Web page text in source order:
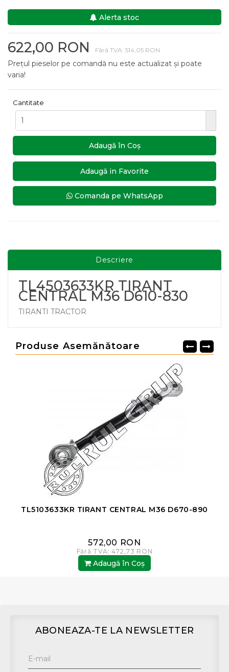
Alerta stoc
622,00 RON Fără TVA: 514,05 RON
Prețul pieselor pe comandă nu este actualizat și poate
varia!
Cantitate
Adaugă în Coş
Adaugă in Favorite
Comanda pe WhatsApp
Descriere
TL4503633KR TIRANT
CENTRAL M36 D610-830
TIRANTI TRACTOR
Produse Asemănătoare
TL5103633KR TIRANT CENTRAL M36 D670-890
572,00 RON
Fără TVA: 472,73 RON
Adaugă în Coş
ABONEAZA-TE LA NEWSLETTER